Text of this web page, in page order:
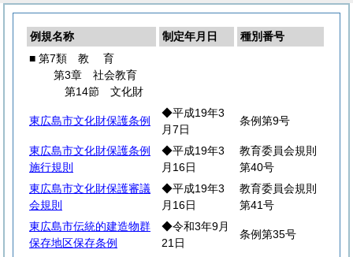
例規名称 制定年月日
種別番号
■ 第7類 教 育
第3章 社会教育
第14節 文化財
東広島市文化財保護条例
◆平成19年3
月7日
条例第9号
東広島市文化財保護条例
施行規則
◆平成19年3
月16日
教育委員会規則
第40号
東広島市文化財保護審議
会規則
◆平成19年3
月16日
教育委員会規則
第41号
東広島市伝統的建造物群
保存地区保存条例
◆令和3年9月
21日
条例第35号